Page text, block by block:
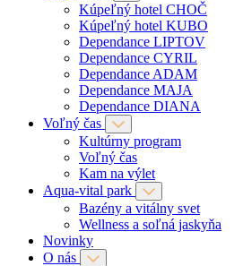
Kúpeľný hotel CHOČ
Kúpeľný hotel KUBO
Dependance LIPTOV
Dependance CYRIL
Dependance ADAM
Dependance MAJA
Dependance DIANA
Voľný čas
Kultúrny program
Voľný čas
Kam na výlet
Aqua-vital park
Bazény a vitálny svet
Wellness a soľná jaskyňa
Novinky
O nás